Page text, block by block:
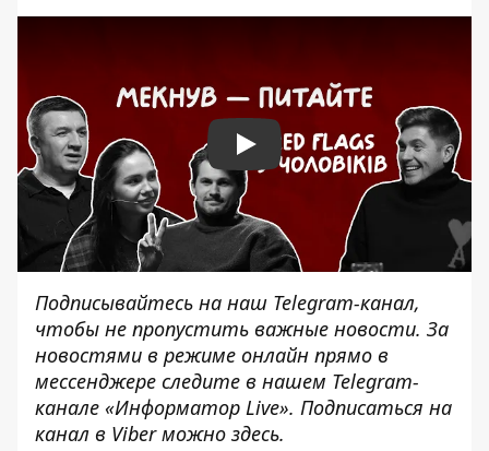
Play
Подписывайтесь на наш Telegram-канал,
чтобы не пропустить важные новости. За
новостями в режиме онлайн прямо в
мессенджере следите в нашем Telegram-
канале «Информатор Live». Подписаться на
канал в Viber можно здесь.